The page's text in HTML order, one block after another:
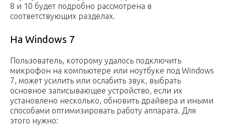
8 и 10 будет подробно рассмотрена в
соответствующих разделах.
На Windows 7
Пользователь, которому удалось подключить
микрофон на компьютере или ноутбуке под Windows
7, может усилить или ослабить звук, выбрать
основное записывающее устройство, если их
установлено несколько, обновить драйвера и иными
способами оптимизировать работу аппарата. Для
этого нужно: